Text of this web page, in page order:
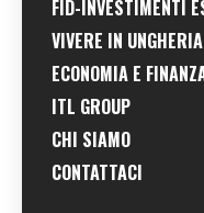
FID-INVESTIMENTI
VIVERE IN UNGHERIA
ECONOMIA E
ITL GROUP
CHI SIAMO
CONTATTACI